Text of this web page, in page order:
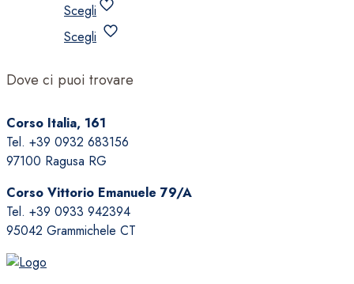
Scegli
Scegli Questo
più
Le
opzioni
possono
scelte
nella
pagina
Dove ci puoi trovare
Corso Italia, 161
Tel. +39 0932 683156
97100 Ragusa RG
Corso Vittorio Emanuele 79/A
Tel. +39 0933 942394
95042 Grammichele CT